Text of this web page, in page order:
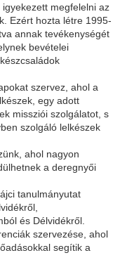
megfelelni az
Ezért hozta létre 1995-
annak tevékenységét
bevételei
szervez, ahol a
egy adott
missziói szolgálatot, s
szolgáló lelkészek
ahol nagyon
a deregnyői
tanulmányutat
és Délvidékről.
szervezése, ahol
segítik a